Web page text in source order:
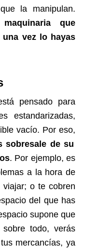
la manipulan.
que
vez lo hayas
pensado para
estandarizadas,
vacío. Por eso,
sobresale de su
. Por ejemplo, es
a la hora de
o te cobren
del que has
supone que
todo, verás
mercancías, ya